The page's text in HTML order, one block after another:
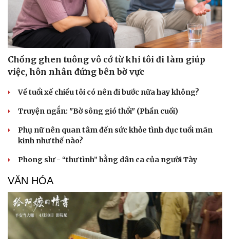
Làm đẹp - giảm cân
Phòng mạch online
Ăn sạch sống khỏe
Chồng ghen tuông vô cớ từ khi tôi đi làm giúp
việc, hôn nhân đứng bên bờ vực
Về tuổi xế chiều tôi có nên đi bước nữa hay không?
Truyện ngắn: "Bờ sông gió thổi" (Phần cuối)
Phụ nữ nên quan tâm đến sức khỏe tình dục tuổi mãn
kinh như thế nào?
Phong slư - “thư tình” bằng dân ca của người Tày
VĂN HÓA